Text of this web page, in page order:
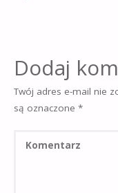
Dodaj
Twój adres e-mail nie
są oznaczone*